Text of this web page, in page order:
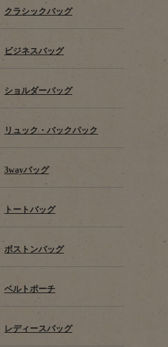
クラシックバッグ
ビジネスバッグ
ショルダーバッグ
リュック・バックパック
3wayバッグ
トートバッグ
ボストンバッグ
ベルトポーチ
レディースバッグ